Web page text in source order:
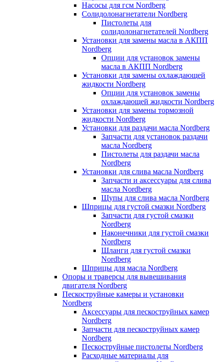
Насосы для гсм Nordberg
Солидолонагнетатели Nordberg
Пистолеты для
солидолонагнетателей Nordberg
Установки для замены масла в АКПП
Nordberg
Опции для установок замены
масла в АКПП Nordberg
Установки для замены охлаждающей
жидкости Nordberg
Опции для установок замены
охлаждающей жидкости Nordberg
Установки для замены тормозной
жидкости Nordberg
Установки для раздачи масла Nordberg
Запчасти для установок раздачи
масла Nordberg
Пистолеты для раздачи масла
Nordberg
Установки для слива масла Nordberg
Запчасти и аксессуары для слива
масла Nordberg
Щупы для слива масла Nordberg
Шприцы для густой смазки Nordberg
Запчасти для густой смазки
Nordberg
Наконечники для густой смазки
Nordberg
Шланги для густой смазки
Nordberg
Шприцы для масла Nordberg
Опоры и траверсы для вывешивания
двигателя Nordberg
Пескоструйные камеры и установки
Nordberg
Аксессуары для пескоструйных камер
Nordberg
Запчасти для пескоструйных камер
Nordberg
Пескоструйные пистолеты Nordberg
Расходные материалы для